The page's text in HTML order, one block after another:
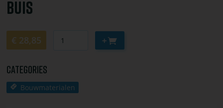
BUIS
€ 28,85 Aan
winkelwagen
Categories
Bouwmaterialen